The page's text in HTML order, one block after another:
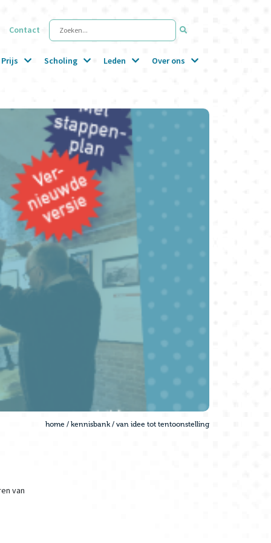
Contact Zoeken...
Scholing Leden Over ons
home / kennisbank/ van idee tot tentoonstelling
van